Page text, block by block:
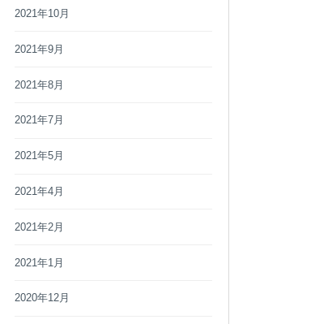
2021年10月
2021年9月
2021年8月
2021年7月
2021年5月
2021年4月
2021年2月
2021年1月
2020年12月